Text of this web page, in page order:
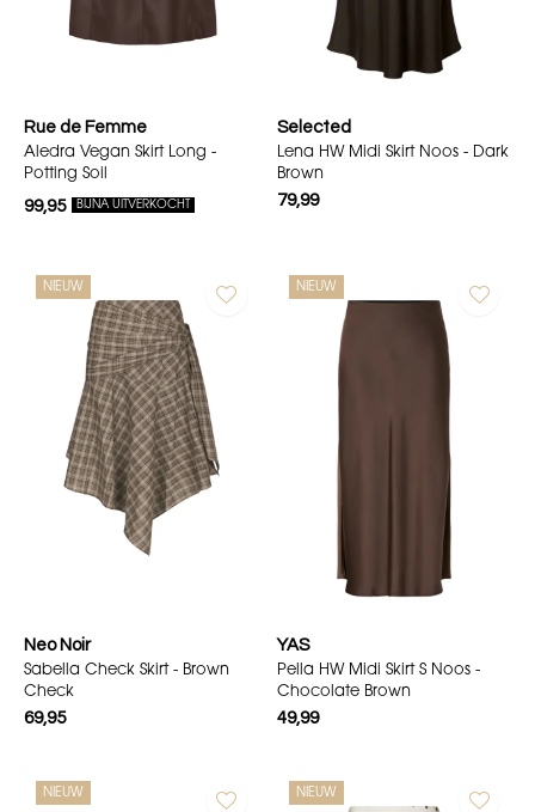
Rue de Femme
Aledra Vegan Skirt Long -
Potting Soil
99,95 BIJNA UITVERKOCHT
Selected
Lena HW Midi Skirt Noos - Dark
Brown
79,99
NIEUW
Neo Noir
Sabella Check Skirt - Brown
Check
69,95
NIEUW
YAS
Pella HW Midi Skirt S Noos -
Chocolate Brown
49,99
NIEUW NIEUW